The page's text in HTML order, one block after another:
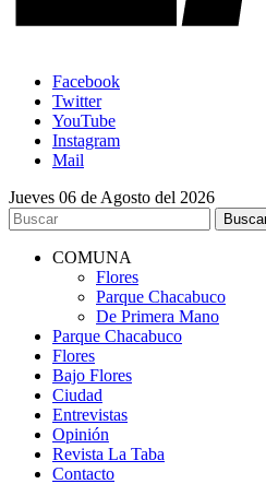
Facebook
Twitter
YouTube
Instagram
Mail
Jueves 06 de Agosto del 2026
COMUNA
Flores
Parque Chacabuco
De Primera Mano
Parque Chacabuco
Flores
Bajo Flores
Ciudad
Entrevistas
Opinión
Revista La Taba
Contacto